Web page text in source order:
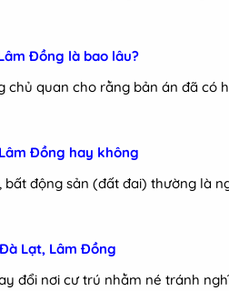
Đồng là bao lâu?
quan cho rằng bản án đã có
Đồng hay không
động sản (đất đai) thường là
Lạt, Lâm Đồng
đổi nơi cư trú nhằm né tránh